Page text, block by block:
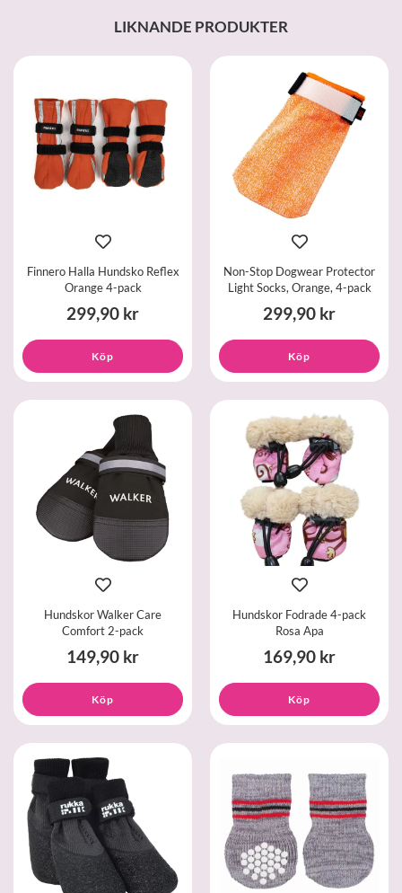
LIKNANDE PRODUKTER
Finnero Halla Hundsko Reflex
Orange 4-pack
299,90 kr
Köp
Non-Stop Dogwear Protector
Light Socks, Orange, 4-pack
299,90 kr
Köp
Hundskor Walker Care
Comfort 2-pack
149,90 kr
Köp
Hundskor Fodrade 4-pack
Rosa Apa
169,90 kr
Köp